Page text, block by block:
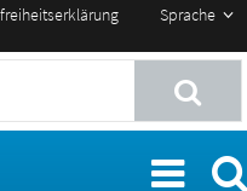
Sprache